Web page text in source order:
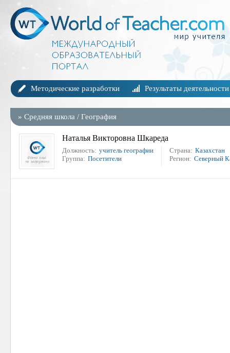
Методические разработки Результаты деятельности
» Средняя школа / География
Наталья Викторовна Шкареда
Должность: учитель географии
Группа: Посетители
Страна: Казахстан
Регион: Северный